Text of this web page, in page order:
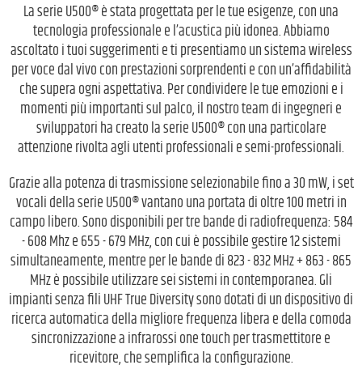
La serie U500® è stata progettata per le tue esigenze, con una
tecnologia professionale e l’acustica più idonea. Abbiamo
ascoltato i tuoi suggerimenti e ti presentiamo un sistema wireless
per voce dal vivo con prestazioni sorprendenti e con un’affidabilità
che supera ogni aspettativa. Per condividere le tue emozioni e i
momenti più importanti sul palco, il nostro team di ingegneri e
sviluppatori ha creato la serie U500® con una particolare
attenzione rivolta agli utenti professionali e semi-professionali.
Grazie alla potenza di trasmissione selezionabile fino a 30 mW, i set
vocali della serie U500® vantano una portata di oltre 100 metri in
campo libero. Sono disponibili per tre bande di radiofrequenza: 584
- 608 Mhz e 655 - 679 MHz, con cui è possibile gestire 12 sistemi
simultaneamente, mentre per le bande di 823 - 832 MHz + 863 - 865
MHz è possibile utilizzare sei sistemi in contemporanea. Gli
impianti senza fili UHF True Diversity sono dotati di un dispositivo di
ricerca automatica della migliore frequenza libera e della comoda
sincronizzazione a infrarossi one touch per trasmettitore e
ricevitore, che semplifica la configurazione.